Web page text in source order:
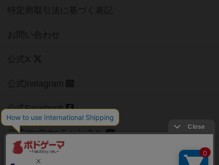
特定商取引法に基づく表記
お問い合わせ
公式X
公式instagram
公式Facebook
公式YouTubeチャンネル